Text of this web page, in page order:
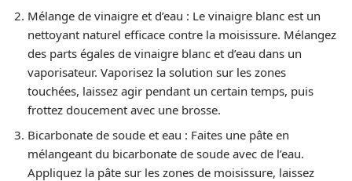
Mélange de vinaigre et d’eau : Le vinaigre blanc est un
nettoyant naturel efficace contre la moisissure. Mélangez
des parts égales de vinaigre blanc et d’eau dans un
vaporisateur. Vaporisez la solution sur les zones
touchées, laissez agir pendant un certain temps, puis
frottez doucement avec une brosse.
Bicarbonate de soude et eau : Faites une pâte en
mélangeant du bicarbonate de soude avec de l’eau.
Appliquez la pâte sur les zones de moisissure, laissez